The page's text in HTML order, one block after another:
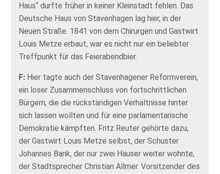
Haus“ durfte früher in keiner Kleinstadt fehlen. Das
Deutsche Haus von Stavenhagen lag hier, in der
Neuen Straße. 1841 von dem Chirurgen und Gastwirt
Louis Metze erbaut, war es nicht nur ein beliebter
Treffpunkt für das Feierabendbier.
F: Hier tagte auch der Stavenhagener Reformverein,
ein loser Zusammenschluss von fortschrittlichen
Bürgern, die die rückständigen Verhältnisse hinter
sich lassen wollten und für eine parlamentarische
Demokratie kämpften. Fritz Reuter gehörte dazu,
der Gastwirt Louis Metze selbst, der Schuster
Johannes Bank, der nur zwei Häuser weiter wohnte,
der Stadtsprecher Christian Allmer. Vorsitzender des